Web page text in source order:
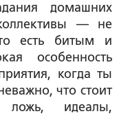
домашних
— не
есть битым и
особенность
когда ты
что стоит
идеалы,